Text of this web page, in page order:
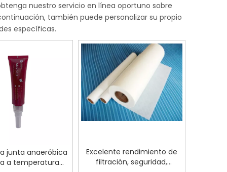
nuestro servicio en línea oportuno sobre
también puede personalizar su propio
específicas.
junta anaeróbica
a temperatura
Excelente rendimiento de
filtración, seguridad,